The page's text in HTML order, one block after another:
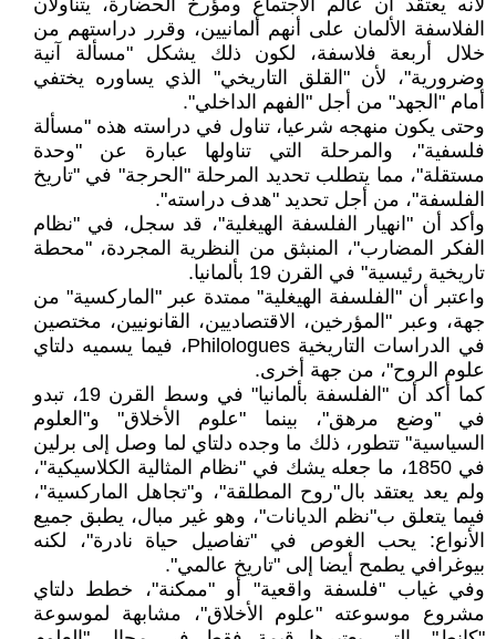
لأنه يعتقد أن عالم الاجتماع ومؤرخ الحضارة، يتناولان
الفلاسفة الألمان على أنهم ألمانيين، وقرر دراستهم من
خلال أربعة فلاسفة، لكون ذلك يشكل "مسألة آنية
وضرورية"، لأن "القلق التاريخي" الذي يساوره يختفي
أمام "الجهد" من أجل "الفهم الداخلي".
وحتى يكون منهجه شرعيا، تناول في دراسته هذه "مسألة
فلسفية"، والمرحلة التي تناولها عبارة عن "وحدة
مستقلة"، مما يتطلب تحديد المرحلة "الحرجة" في "تاريخ
الفلسفة"، من أجل تحديد "هدف دراسته".
وأكد أن "انهيار الفلسفة الهيغلية"، قد سجل، في "نظام
الفكر المضارب"، المنبثق من النظرية المجردة، "محطة
تاريخية رئيسية" في القرن 19 بألمانيا.
واعتبر أن "الفلسفة الهيغلية" ممتدة عبر "الماركسية" من
جهة، وعبر "المؤرخين، الاقتصاديين، القانونيين، مختصين
في الدراسات التاريخية Philologues، فيما يسميه دلتاي
علوم الروح"، من جهة أخرى.
كما أكد أن "الفلسفة بألمانيا" في وسط القرن 19، تبدو
في "وضع مرهق"، بينما "علوم الأخلاق" و"العلوم
السياسية" تتطور، ذلك ما وجده دلتاي لما وصل إلى برلين
في 1850، ما جعله يشك في "نظام المثالية الكلاسيكية"،
ولم يعد يعتقد بال"روح المطلقة"، و"تجاهل الماركسية"،
فيما يتعلق ب"نظم الديانات"، وهو غير مبال، يطبق جميع
الأنواع: يحب الغوص في "تفاصيل حياة نادرة"، لكنه
بيوغرافي يطمح أيضا إلى "تاريخ عالمي".
وفي غياب "فلسفة واقعية" أو "ممكنة"، خطط دلتاي
مشروع موسوعته "علوم الأخلاق"، مشابهة لموسوعة